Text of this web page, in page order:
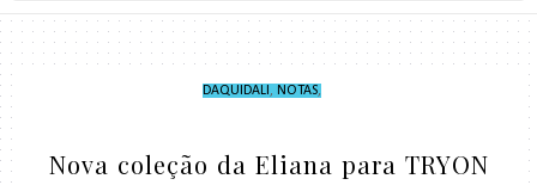
DAQUIDALI , NOTAS,
Nova coleção da Eliana para TRYON